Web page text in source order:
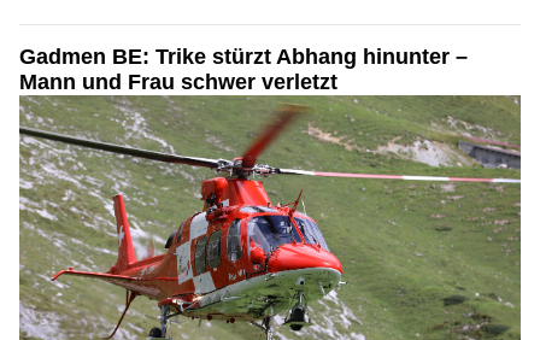
Gadmen BE: Trike stürzt Abhang hinunter –
Mann und Frau schwer verletzt